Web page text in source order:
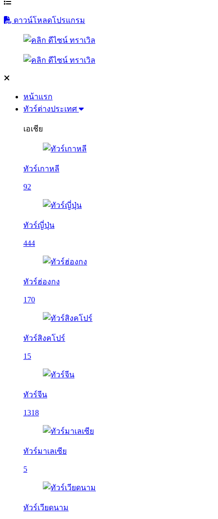
ดาวน์โหลดโปรแกรม
หน้าแรก
ทัวร์ต่างประเทศ
เอเชีย
ทัวร์เกาหลี
92
ทัวร์ญี่ปุ่น
444
ทัวร์ฮ่องกง
170
ทัวร์สิงคโปร์
15
ทัวร์จีน
1318
ทัวร์มาเลเซีย
5
ทัวร์เวียดนาม